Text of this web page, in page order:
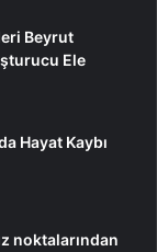
Beyrut
Ele
Hayat Kaybı
noktalarından